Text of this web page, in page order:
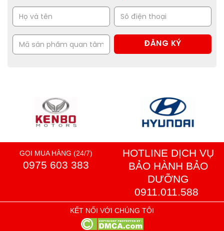
GỌI MUA HÀNG (24/7)
0975 603 383
HOTLINE DỊCH VỤ
BẢO HÀNH BẢO
DƯỠNG
0911.011.588
KẾT NỐI VỚI CHÚNG TÔI